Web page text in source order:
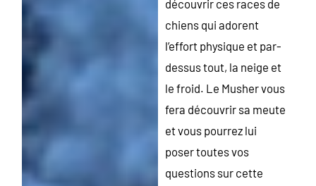
découvrir ces races de
chiens qui adorent
l’effort physique et par-
dessus tout, la neige et
le froid. Le Musher vous
fera découvrir sa meute
et vous pourrez lui
poser toutes vos
questions sur cette